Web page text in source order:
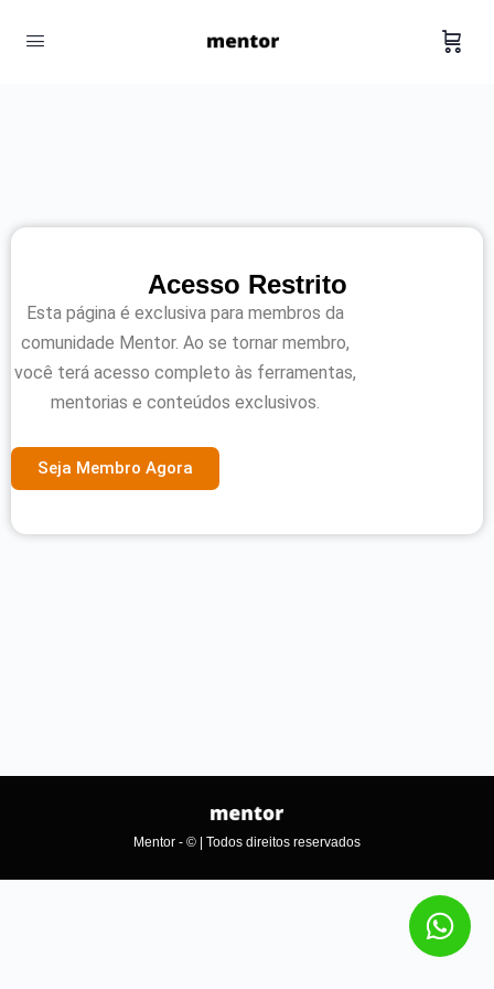
Acesso Restrito
Esta página é exclusiva para membros da
comunidade Mentor. Ao se tornar membro,
você terá acesso completo às ferramentas,
mentorias e conteúdos exclusivos.
Seja Membro Agora
Mentor - © | Todos direitos reservados